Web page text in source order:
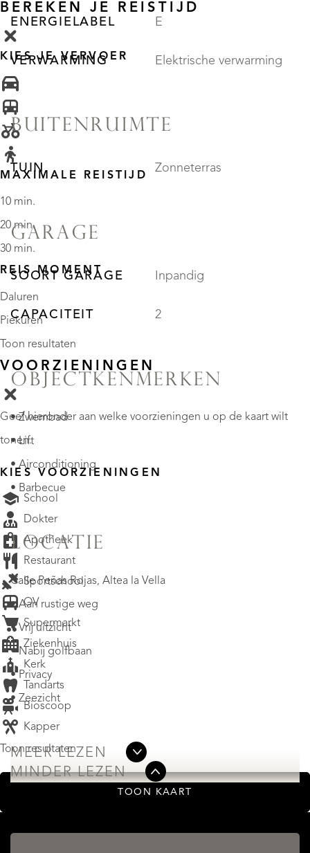
ENERGIELABEL E
VERWARMING Elektrische verwarming
BUITENRUIMTE
TUIN Zonneterras
GARAGE
SOORT GARAGE Inpandig
CAPACITEIT 2
OBJECTKENMERKEN
• Zwembad
• Lift
• Airconditioning
• Barbecue
LOCATIE
Calle Peñas Rojas, Altea la Vella
• Aan rustige weg
• Vrij uitzicht
• Nabij golfbaan
• Privacy
• Zeezicht
MEER LEZEN
MINDER LEZEN
BEREKEN JE REISTIJD
KIES JE VERVOER
MAXIMALE REISTIJD
10 min.
20 min.
30 min.
REIS MOMENT
Daluren
Piekuren
Toon resultaten
VOORZIENINGEN
Geef hieronder aan welke voorzieningen u op de kaart wilt
tonen.
KIES VOORZIENINGEN
School
Dokter
Apotheek
Restaurant
Sportschool
OV
Supermarkt
Ziekenhuis
Kerk
Tandarts
Bioscoop
Kapper
Toon resultaten
TOON KAART